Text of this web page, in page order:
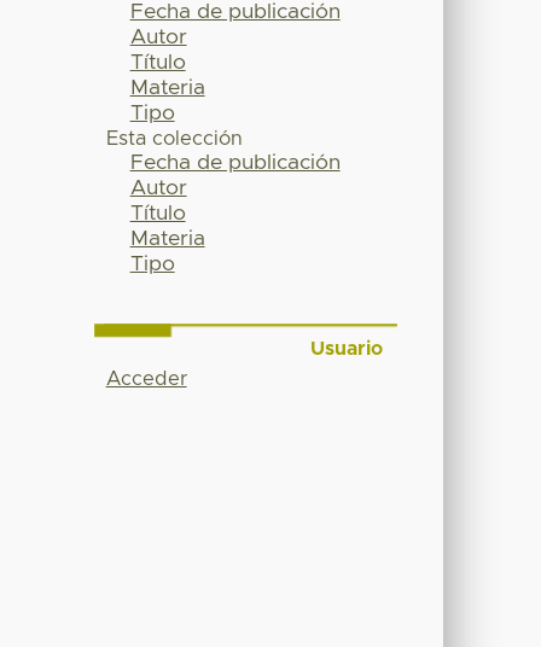
Fecha de publicación
Autor
Título
Materia
Tipo
Esta colección
Fecha de publicación
Autor
Título
Materia
Tipo
Usuario
Acceder